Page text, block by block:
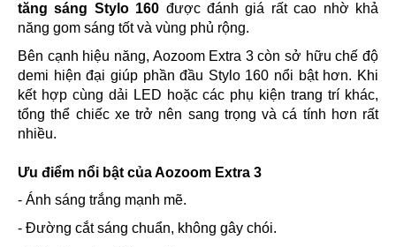
tăng sáng Stylo 160 được đánh giá rất cao nhờ khả
năng gom sáng tốt và vùng phủ rộng.
Bên cạnh hiệu năng, Aozoom Extra 3 còn sở hữu chế độ
demi hiện đại giúp phần đầu Stylo 160 nổi bật hơn. Khi
kết hợp cùng dải LED hoặc các phụ kiện trang trí khác,
tổng thể chiếc xe trở nên sang trọng và cá tính hơn rất
nhiều.
Ưu điểm nổi bật của Aozoom Extra 3
- Ánh sáng trắng mạnh mẽ.
- Đường cắt sáng chuẩn, không gây chói.